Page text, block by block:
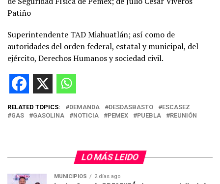
Patiño
Superintendente TAD Miahuatlán; así como de
autoridades del orden federal, estatal y municipal, del
ejército, Derechos Humanos y sociedad civil.
RELATED TOPICS: DEMANDA DESDASBASTO
ESCASEZ
GAS
GASOLINA NOTICIA PEMEX PUEBLA REUNIÓN
LO MÁS LEIDO
MUNICIPIOS 2 días ago